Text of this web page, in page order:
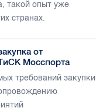
такой опыт уже
странах.
от
Мосспорта
требований закупки